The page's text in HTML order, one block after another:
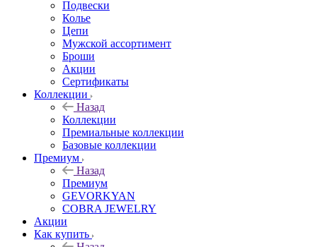
Подвески
Колье
Цепи
Мужской ассортимент
Броши
Акции
Сертификаты
Коллекции
Назад
Коллекции
Премиальные коллекции
Базовые коллекции
Премиум
Назад
Премиум
GEVORKYAN
COBRA JEWELRY
Акции
Как купить